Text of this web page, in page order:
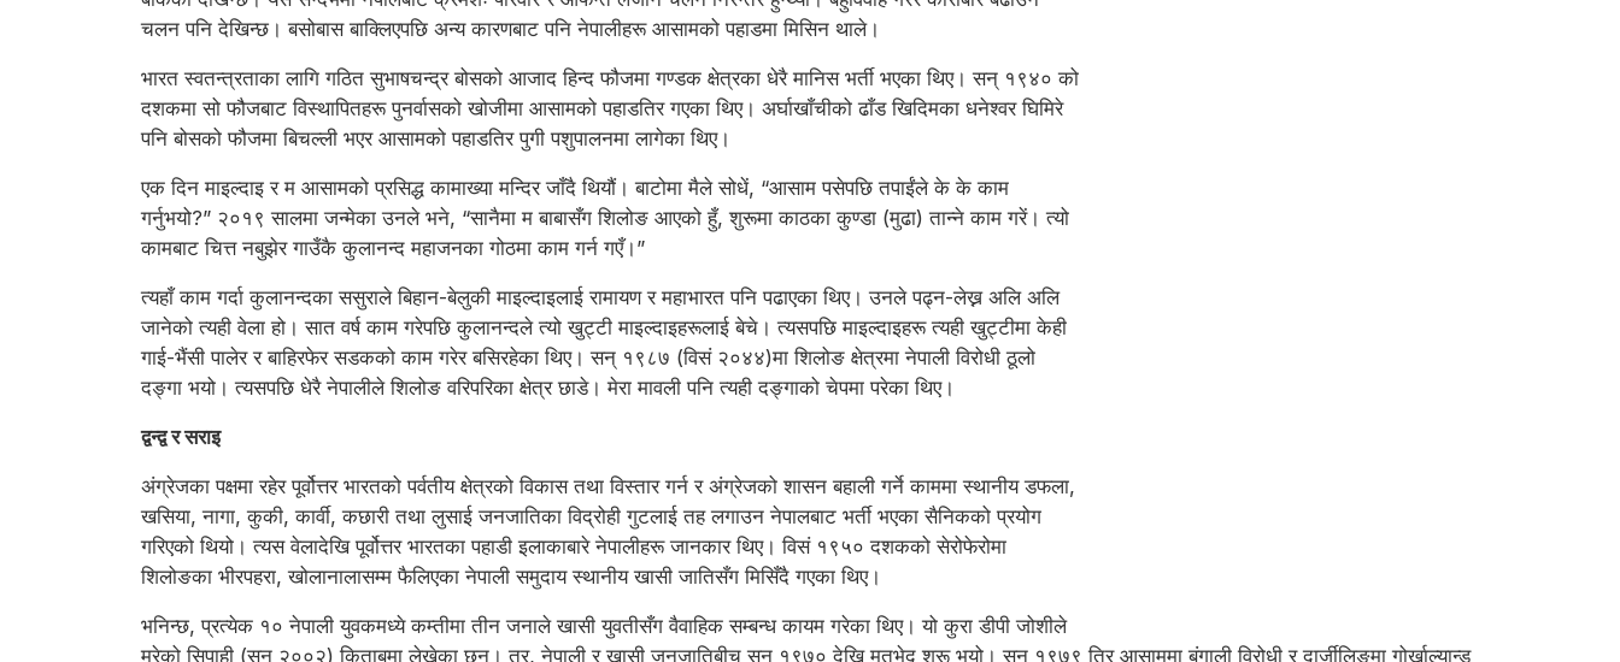
चलन पनि देखिन्छ। बसोबास बाक्लिएपछि अन्य कारणबाट पनि नेपालीहरू आसामको पहाडमा मिसिन थाले।
भारत स्वतन्त्रताका लागि गठित सुभाषचन्द्र बोसको आजाद हिन्द फौजमा गण्डक क्षेत्रका धेरै मानिस भर्ती भएका थिए। सन् १९४० को
दशकमा सो फौजबाट विस्थापितहरू पुनर्वासको खोजीमा आसामको पहाडतिर गएका थिए। अर्घाखाँचीको ढाँड खिदिमका धनेश्वर घिमिरे
पनि बोसको फौजमा बिचल्ली भएर आसामको पहाडतिर पुगी पशुपालनमा लागेका थिए।
एक दिन माइल्दाइ र म आसामको प्रसिद्ध कामाख्या मन्दिर जाँदै थियौं। बाटोमा मैले सोधें, “आसाम पसेपछि तपाईंले के के काम
गर्नुभयो?” २०१९ सालमा जन्मेका उनले भने, “सानैमा म बाबासँग शिलोङ आएको हुँ, शुरूमा काठका कुण्डा (मुढा) तान्ने काम गरें। त्यो
कामबाट चित्त नबुझेर गाउँकै कुलानन्द महाजनका गोठमा काम गर्न गएँ।”
त्यहाँ काम गर्दा कुलानन्दका ससुराले बिहान-बेलुकी माइल्दाइलाई रामायण र महाभारत पनि पढाएका थिए। उनले पढ्न-लेख्न अलि अलि
जानेको त्यही वेला हो। सात वर्ष काम गरेपछि कुलानन्दले त्यो खुट्टी माइल्दाइहरूलाई बेचे। त्यसपछि माइल्दाइहरू त्यही खुट्टीमा केही
गाई-भैंसी पालेर र बाहिरफेर सडकको काम गरेर बसिरहेका थिए। सन् १९८७ (विसं २०४४)मा शिलोङ क्षेत्रमा नेपाली विरोधी ठूलो
दङ्गा भयो। त्यसपछि धेरै नेपालीले शिलोङ वरिपरिका क्षेत्र छाडे। मेरा मावली पनि त्यही दङ्गाको चेपमा परेका थिए।
द्वन्द्व र सराइ
अंग्रेजका पक्षमा रहेर पूर्वोत्तर भारतको पर्वतीय क्षेत्रको विकास तथा विस्तार गर्न र अंग्रेजको शासन बहाली गर्ने काममा स्थानीय डफला,
खसिया, नागा, कुकी, कार्वी, कछारी तथा लुसाई जनजातिका विद्रोही गुटलाई तह लगाउन नेपालबाट भर्ती भएका सैनिकको प्रयोग
गरिएको थियो। त्यस वेलादेखि पूर्वोत्तर भारतका पहाडी इलाकाबारे नेपालीहरू जानकार थिए। विसं १९५० दशकको सेरोफेरोमा
शिलोङका भीरपहरा, खोलानालासम्म फैलिएका नेपाली समुदाय स्थानीय खासी जातिसँग मिसिँदै गएका थिए।
भनिन्छ, प्रत्येक १० नेपाली युवकमध्ये कम्तीमा तीन जनाले खासी युवतीसँग वैवाहिक सम्बन्ध कायम गरेका थिए। यो कुरा डीपी जोशीले
मरेको सिपाही (सन् २००२) किताबमा लेखेका छन्। तर, नेपाली र खासी जनजातिबीच सन् १९७० देखि मतभेद शुरू भयो। सन् १९७९ तिर आसाममा बंगाली विरोधी र दार्जीलिङमा गोर्खाल्यान्ड